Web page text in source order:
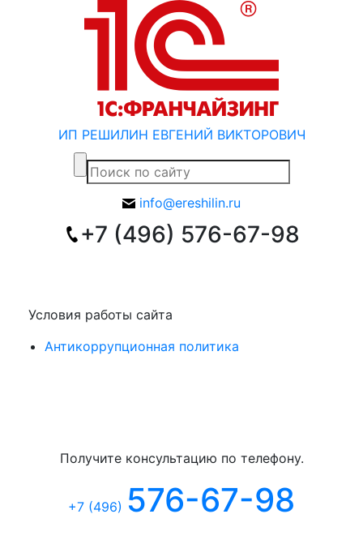
ИП РЕШИЛИН ЕВГЕНИЙ ВИКТОРОВИЧ
info@ereshilin.ru
+7 (496) 576-67-98
Условия работы сайта
Антикоррупционная политика
Получите консультацию по телефону.
+7 (496) 576-67-98